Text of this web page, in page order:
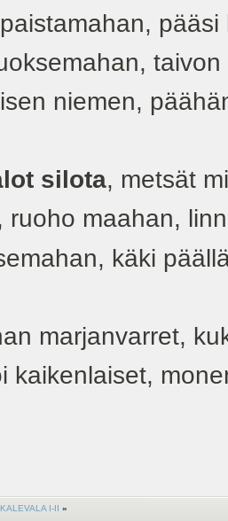
niemen,
silota, metsät
ruoho maahan,
käki
marjanvarret,
kaikenlaiset,
I-II
»